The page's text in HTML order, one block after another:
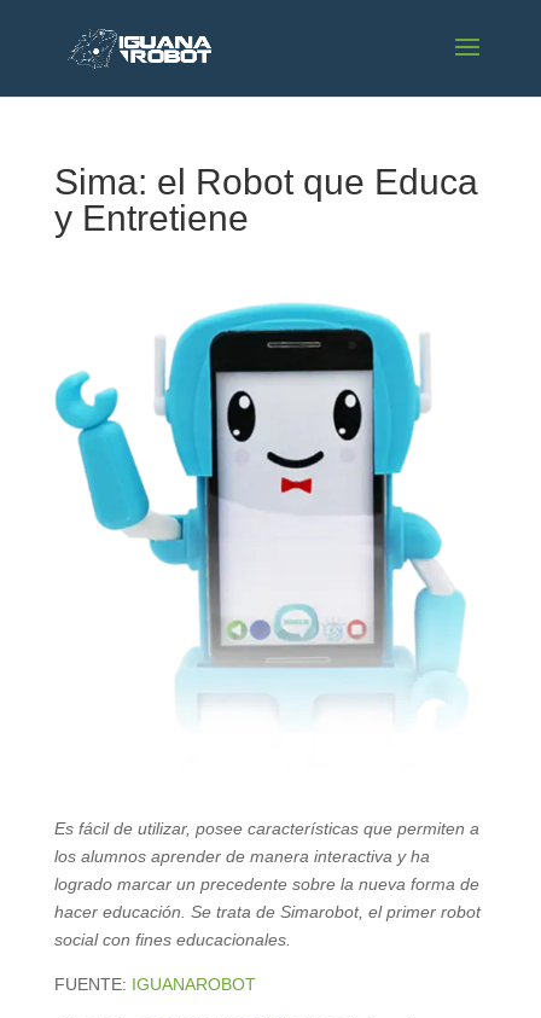
Sima: el Robot que Educa
y Entretiene
Es fácil de utilizar, posee características que permiten a
los alumnos aprender de manera interactiva y ha
logrado marcar un precedente sobre la nueva forma de
hacer educación. Se trata de Simarobot, el primer robot
social con fines educacionales.
FUENTE: IGUANAROBOT